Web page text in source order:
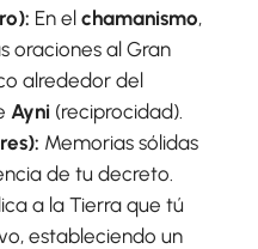
En el chamanismo,
oraciones al Gran
alrededor del
Ayni (reciprocidad).
Memorias sólidas
de tu decreto.
a la Tierra que tú
estableciendo un